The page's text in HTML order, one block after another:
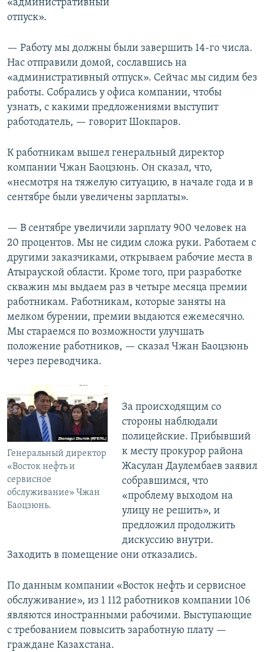
«административный
отпуск».
— Работу мы должны были завершить 14-го числа.
Нас отправили домой, сославшись на
«административный отпуск». Сейчас мы сидим без
работы. Собрались у офиса компании, чтобы
узнать, с какими предложениями выступит
работодатель, — говорит Шокпаров.
К работникам вышел генеральный директор
компании Чжан Баоцзюнь. Он сказал, что,
«несмотря на тяжелую ситуацию, в начале года и в
сентябре были увеличены зарплаты».
— В сентябре увеличили зарплату 900 человек на
20 процентов. Мы не сидим сложа руки. Работаем с
другими заказчиками, открываем рабочие места в
Атырауской области. Кроме того, при разработке
скважин мы выдаем раз в четыре месяца премии
работникам. Работникам, которые заняты на
мелком бурении, премии выдаются ежемесячно.
Мы стараемся по возможности улучшать
положение работников, — сказал Чжан Баоцзюнь
через переводчика.
Генеральный директор
«Восток нефть и
сервисное
обслуживание» Чжан
Баоцзюнь.
За происходящим со
стороны наблюдали
полицейские. Прибывший
к месту прокурор района
Жасулан Даулембаев заявил
собравшимся, что
«проблему выходом на
улицу не решить», и
предложил продолжить
дискуссию внутри.
Заходить в помещение они отказались.
По данным компании «Восток нефть и сервисное
обслуживание», из 1 112 работников компании 106
являются иностранными рабочими. Выступающие
с требованием повысить заработную плату —
граждане Казахстана.